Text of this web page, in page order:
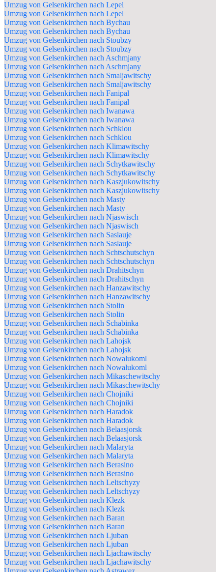
Umzug von Gelsenkirchen nach Lepel
Umzug von Gelsenkirchen nach Lepel
Umzug von Gelsenkirchen nach Bychau
Umzug von Gelsenkirchen nach Bychau
Umzug von Gelsenkirchen nach Stoubzy
Umzug von Gelsenkirchen nach Stoubzy
Umzug von Gelsenkirchen nach Aschmjany
Umzug von Gelsenkirchen nach Aschmjany
Umzug von Gelsenkirchen nach Smaljawitschy
Umzug von Gelsenkirchen nach Smaljawitschy
Umzug von Gelsenkirchen nach Fanipal
Umzug von Gelsenkirchen nach Fanipal
Umzug von Gelsenkirchen nach Iwanawa
Umzug von Gelsenkirchen nach Iwanawa
Umzug von Gelsenkirchen nach Schklou
Umzug von Gelsenkirchen nach Schklou
Umzug von Gelsenkirchen nach Klimawitschy
Umzug von Gelsenkirchen nach Klimawitschy
Umzug von Gelsenkirchen nach Schytkawitschy
Umzug von Gelsenkirchen nach Schytkawitschy
Umzug von Gelsenkirchen nach Kaszjukowitschy
Umzug von Gelsenkirchen nach Kaszjukowitschy
Umzug von Gelsenkirchen nach Masty
Umzug von Gelsenkirchen nach Masty
Umzug von Gelsenkirchen nach Njaswisch
Umzug von Gelsenkirchen nach Njaswisch
Umzug von Gelsenkirchen nach Saslauje
Umzug von Gelsenkirchen nach Saslauje
Umzug von Gelsenkirchen nach Schtschutschyn
Umzug von Gelsenkirchen nach Schtschutschyn
Umzug von Gelsenkirchen nach Drahitschyn
Umzug von Gelsenkirchen nach Drahitschyn
Umzug von Gelsenkirchen nach Hanzawitschy
Umzug von Gelsenkirchen nach Hanzawitschy
Umzug von Gelsenkirchen nach Stolin
Umzug von Gelsenkirchen nach Stolin
Umzug von Gelsenkirchen nach Schabinka
Umzug von Gelsenkirchen nach Schabinka
Umzug von Gelsenkirchen nach Lahojsk
Umzug von Gelsenkirchen nach Lahojsk
Umzug von Gelsenkirchen nach Nowalukoml
Umzug von Gelsenkirchen nach Nowalukoml
Umzug von Gelsenkirchen nach Mikaschewitschy
Umzug von Gelsenkirchen nach Mikaschewitschy
Umzug von Gelsenkirchen nach Chojniki
Umzug von Gelsenkirchen nach Chojniki
Umzug von Gelsenkirchen nach Haradok
Umzug von Gelsenkirchen nach Haradok
Umzug von Gelsenkirchen nach Belaasjorsk
Umzug von Gelsenkirchen nach Belaasjorsk
Umzug von Gelsenkirchen nach Malaryta
Umzug von Gelsenkirchen nach Malaryta
Umzug von Gelsenkirchen nach Berasino
Umzug von Gelsenkirchen nach Berasino
Umzug von Gelsenkirchen nach Leltschyzy
Umzug von Gelsenkirchen nach Leltschyzy
Umzug von Gelsenkirchen nach Klezk
Umzug von Gelsenkirchen nach Klezk
Umzug von Gelsenkirchen nach Baran
Umzug von Gelsenkirchen nach Baran
Umzug von Gelsenkirchen nach Ljuban
Umzug von Gelsenkirchen nach Ljuban
Umzug von Gelsenkirchen nach Ljachawitschy
Umzug von Gelsenkirchen nach Ljachawitschy